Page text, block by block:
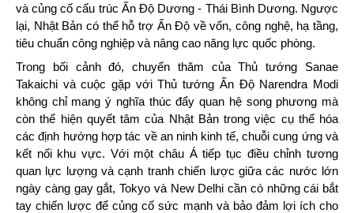
và củng cố cấu trúc Ấn Độ Dương - Thái Bình Dương. Ngược
lại, Nhật Bản có thể hỗ trợ Ấn Độ về vốn, công nghệ, hạ tầng,
tiêu chuẩn công nghiệp và nâng cao năng lực quốc phòng.
Trong bối cảnh đó, chuyến thăm của Thủ tướng Sanae
Takaichi và cuộc gặp với Thủ tướng Ấn Độ Narendra Modi
không chỉ mang ý nghĩa thúc đẩy quan hệ song phương mà
còn thể hiện quyết tâm của Nhật Bản trong việc cụ thể hóa
các định hướng hợp tác về an ninh kinh tế, chuỗi cung ứng và
kết nối khu vực. Với một châu Á tiếp tục điều chỉnh tương
quan lực lượng và cạnh tranh chiến lược giữa các nước lớn
ngày càng gay gắt, Tokyo và New Delhi cần có những cái bắt
tay chiến lược để củng cố sức mạnh và bảo đảm lợi ích cho